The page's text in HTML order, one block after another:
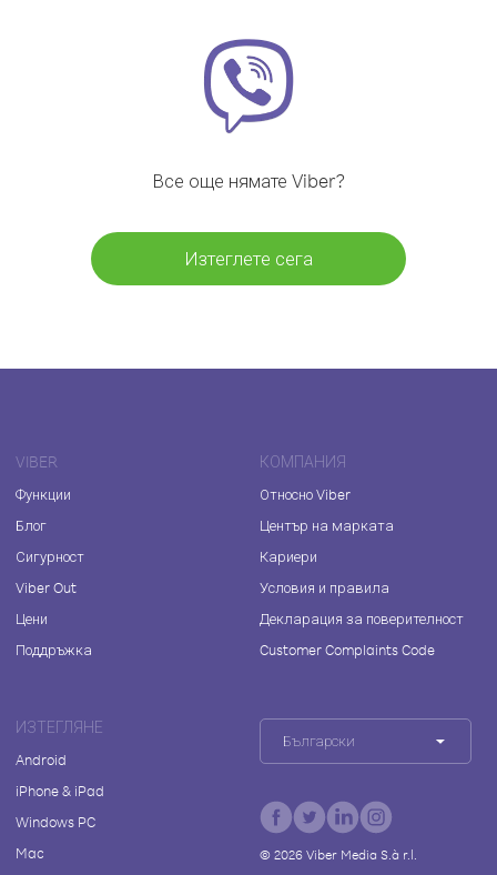
Все още нямате Viber?
Изтеглете сега
VIBER
Функции
Блог
Сигурност
Viber Out
Цени
Поддръжка
КОМПАНИЯ
Относно Viber
Център на марката
Кариери
Условия и правила
Декларация за поверителност
Customer Complaints Code
ИЗТЕГЛЯНЕ
Android
iPhone & iPad
Windows PC
Mac
Български
© 2026Viber Media S.à r.l.